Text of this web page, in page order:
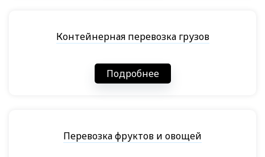
Контейнерная перевозка грузов
Подробнее
Перевозка фруктов и овощей